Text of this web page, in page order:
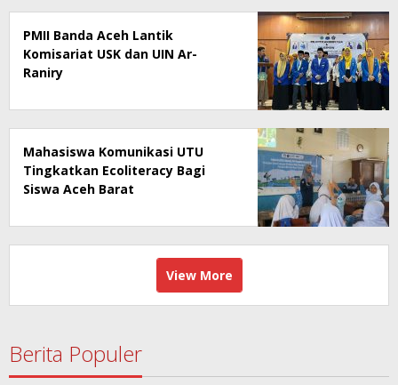
PMII Banda Aceh Lantik
Komisariat USK dan UIN Ar-
Raniry
Mahasiswa Komunikasi UTU
Tingkatkan Ecoliteracy Bagi
Siswa Aceh Barat
View More
Berita Populer